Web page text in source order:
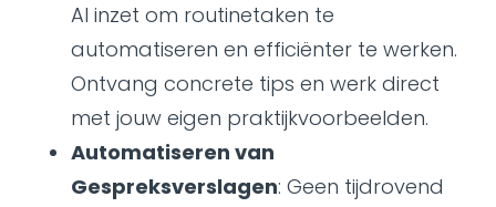
AI inzet om routinetaken te
automatiseren en efficiënter te werken.
Ontvang concrete tips en werk direct
met jouw eigen praktijkvoorbeelden.
Automatiseren van
Gespreksverslagen: Geen tijdrovend